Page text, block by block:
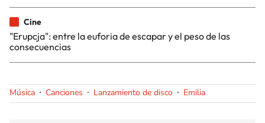
Cine
"Erupcja": entre la euforia de escapar y el peso de las
consecuencias
Música Canciones Lanzamiento de disco Emilia